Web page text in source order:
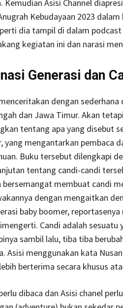
Kemudian Asisi Channel
Kebudayaan 2023
dia tampil di dalam
kegiatan ini dan narasi
Generasi dan
dengan
dan Jawa Timur. Akan
tentang apa yang disebut
yang mengantarkan pembaca
Buku tersebut dilengkapi
tentang candi-candi
bersemangat membuat candi
dengan mengaitkan
baby boomer,
Candi adalah sesuatu
sambil lalu, tiba tiba
Asisi menggunakan kata
berterima secara khusus
dibaca dan Asisi chanel